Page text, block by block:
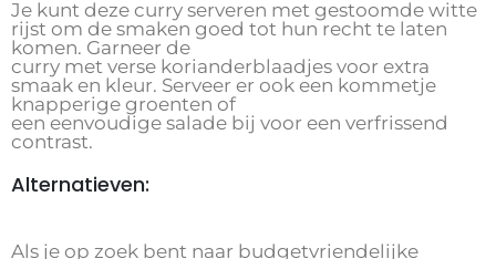
Je kunt deze curry serveren met gestoomde witte
rijst om de smaken goed tot hun recht te laten
komen. Garneer de
curry met verse korianderblaadjes voor extra
smaak en kleur. Serveer er ook een kommetje
knapperige groenten of
een eenvoudige salade bij voor een verfrissend
contrast.
Alternatieven:
Als je op zoek bent naar budgetvriendelijke